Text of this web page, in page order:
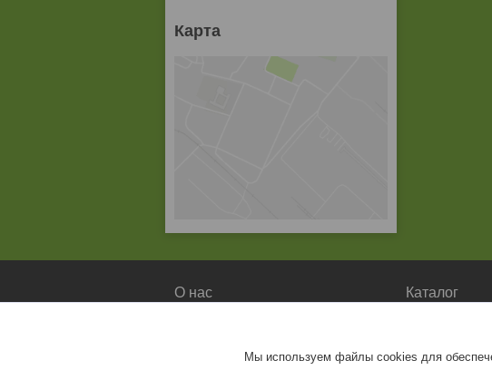
Карта
О нас Каталог
Мы используем файлы cookies для